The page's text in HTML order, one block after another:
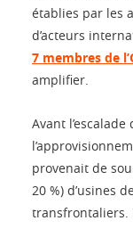
établies par les
d’acteurs
7 membres de
amplifier.
Avant
provenait de
20 %) d’usines
transfrontaliers.